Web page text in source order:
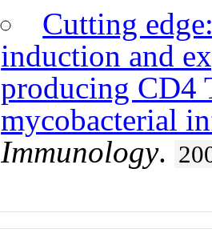
Cutting
induction and
producing CD4
mycobacterial
Immunology.